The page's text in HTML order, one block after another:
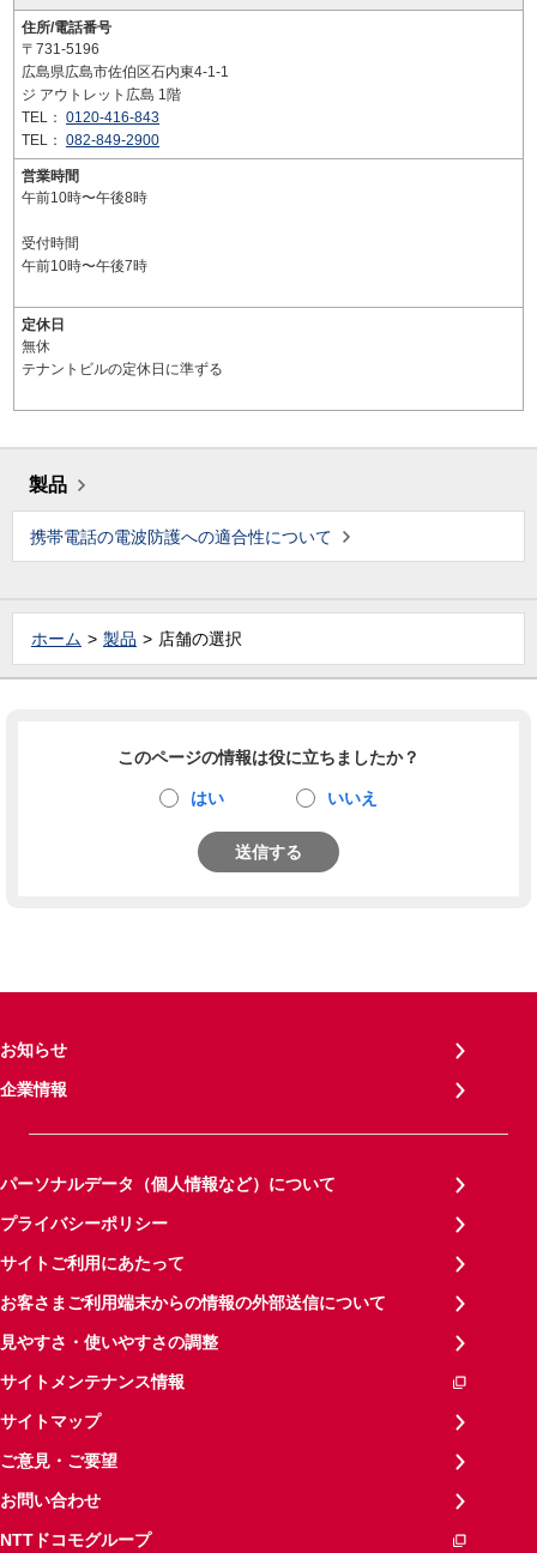
住所/電話番号
〒731-5196
広島県広島市佐伯区石内東4-1-1
ジ アウトレット広島 1階
TEL： 0120-416-843
TEL： 082-849-2900
営業時間
午前10時〜午後8時
受付時間
午前10時〜午後7時
定休日
無休
テナントビルの定休日に準ずる
製品
携帯電話の電波防護への適合性について
ホーム 製品 店舗の選択
このページの情報は役に立ちましたか？
はい いいえ
送信する
お知らせ
企業情報
パーソナルデータ（個人情報など）について
プライバシーポリシー
サイトご利用にあたって
お客さまご利用端末からの情報の外部送信について
見やすさ・使いやすさの調整
サイトメンテナンス情報
サイトマップ
ご意見・ご要望
お問い合わせ
NTTドコモグループ